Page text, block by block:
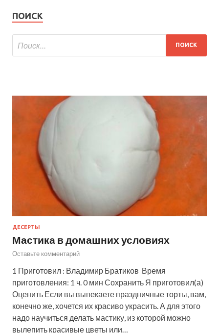
ПОИСК
ДЕСЕРТЫ
Мастика в домашних условиях
Оставьте комментарий
1 Приготовил : Владимир Братиков Время
приготовления: 1 ч. 0 мин Сохранить Я приготовил(а)
Оценить Если вы выпекаете праздничные торты, вам,
конечно же, хочется их красиво украсить. А для этого
надо научиться делать мастику, из которой можно
вылепить красивые цветы или…